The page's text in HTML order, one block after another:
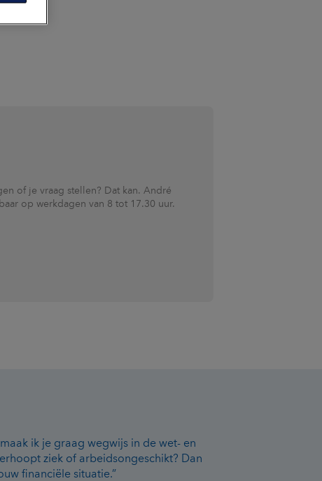
of je vraag stellen? Dat kan. André
op werkdagen van 8 tot 17.30 uur.
ik je graag wegwijs in de wet- en
ziek of arbeidsongeschikt? Dan
financiële situatie.”